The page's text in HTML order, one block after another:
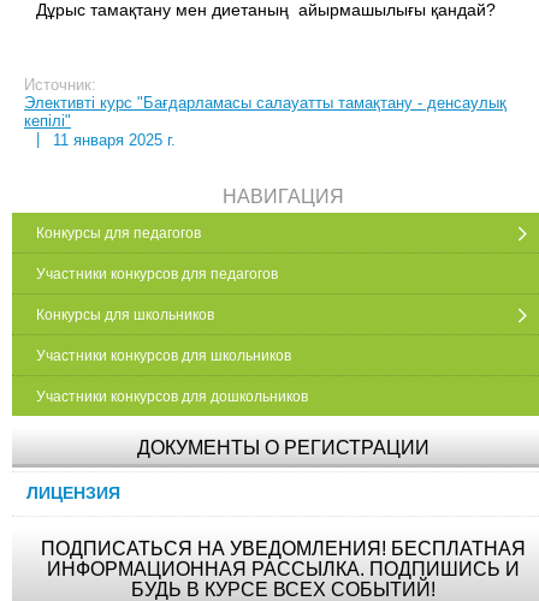
Дұрыс тамақтану мен диетаның айырмашылығы қандай?
Источник:
Элективті курс "Бағдарламасы салауатты тамақтану - денсаулық
кепілі"
|
11 января 2025 г.
НАВИГАЦИЯ
Конкурсы для педагогов
Участники конкурсов для педагогов
Конкурсы для школьников
Участники конкурсов для школьников
Участники конкурсов для дошкольников
ДОКУМЕНТЫ О РЕГИСТРАЦИИ
ЛИЦЕНЗИЯ
ПОДПИСАТЬСЯ НА УВЕДОМЛЕНИЯ! БЕСПЛАТНАЯ
ИНФОРМАЦИОННАЯ РАССЫЛКА. ПОДПИШИСЬ И
БУДЬ В КУРСЕ ВСЕХ СОБЫТИЙ!